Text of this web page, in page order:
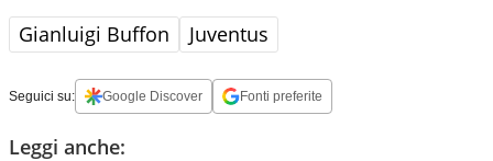
Gianluigi Buffon Juventus
Seguici su: Google Discover Fonti preferite
Leggi anche: